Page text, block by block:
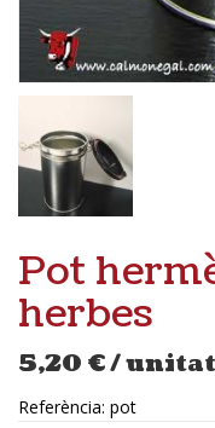
Pot
herbes
5,20 €/ unitat
Referència: pot